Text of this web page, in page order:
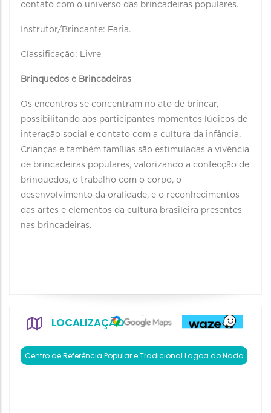
contato com o universo das brincadeiras populares.
Instrutor/Brincante: Faria.
Classificação: Livre
Brinquedos e Brincadeiras
Os encontros se concentram no ato de brincar,
possibilitando aos participantes momentos lúdicos de
interação social e contato com a cultura da infância.
Crianças e também famílias são estimuladas a vivência
de brincadeiras populares, valorizando a confecção de
brinquedos, o trabalho com o corpo, o
desenvolvimento da oralidade, e o reconhecimentos
das artes e elementos da cultura brasileira presentes
nas brincadeiras.
LOCALIZAÇÃO
Centro de Referência Popular e Tradicional Lagoa do Nado